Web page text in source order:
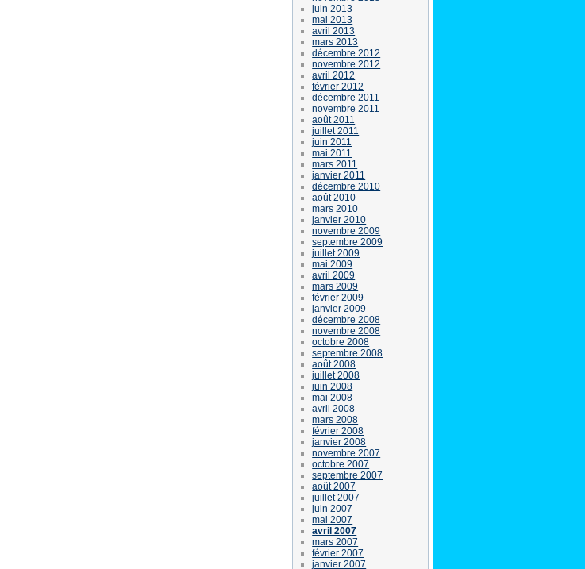
juin 2013
mai 2013
avril 2013
mars 2013
décembre 2012
novembre 2012
avril 2012
février 2012
décembre 2011
novembre 2011
août 2011
juillet 2011
juin 2011
mai 2011
mars 2011
janvier 2011
décembre 2010
août 2010
mars 2010
janvier 2010
novembre 2009
septembre 2009
juillet 2009
mai 2009
avril 2009
mars 2009
février 2009
janvier 2009
décembre 2008
novembre 2008
octobre 2008
septembre 2008
août 2008
juillet 2008
juin 2008
mai 2008
avril 2008
mars 2008
février 2008
janvier 2008
novembre 2007
octobre 2007
septembre 2007
août 2007
juillet 2007
juin 2007
mai 2007
avril 2007
mars 2007
février 2007
janvier 2007